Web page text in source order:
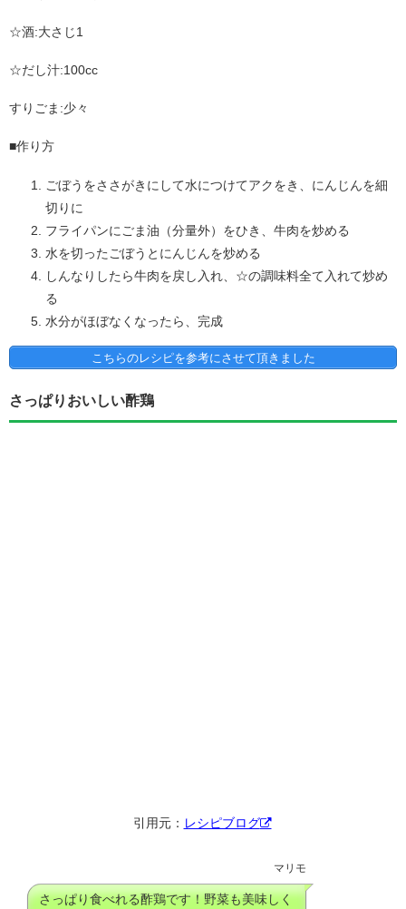
☆酒:大さじ1
☆だし汁:100cc
すりごま:少々
■作り方
ごぼうをささがきにして水につけてアクをき、にんじんを細
切りに
フライパンにごま油（分量外）をひき、牛肉を炒める
水を切ったごぼうとにんじんを炒める
しんなりしたら牛肉を戻し入れ、☆の調味料全て入れて炒め
る
水分がほぼなくなったら、完成
こちらのレシピを参考にさせて頂きました
さっぱりおいしい酢鶏
引用元： レシピブログ
マリモ
さっぱり食べれる酢鶏です！野菜も美味しく